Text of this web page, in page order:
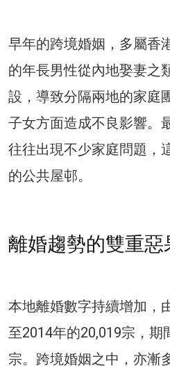
早年的跨境婚姻，多屬香
的年長男性從內地娶妻之
設，導致分隔兩地的家庭
子女方面造成不良影響。
往往出現不少家庭問題，
的公共屋邨。
離婚趨勢的雙重惡
本地離婚數字持續增加，
至2014年的20,019宗，期
宗。跨境婚姻之中，亦漸